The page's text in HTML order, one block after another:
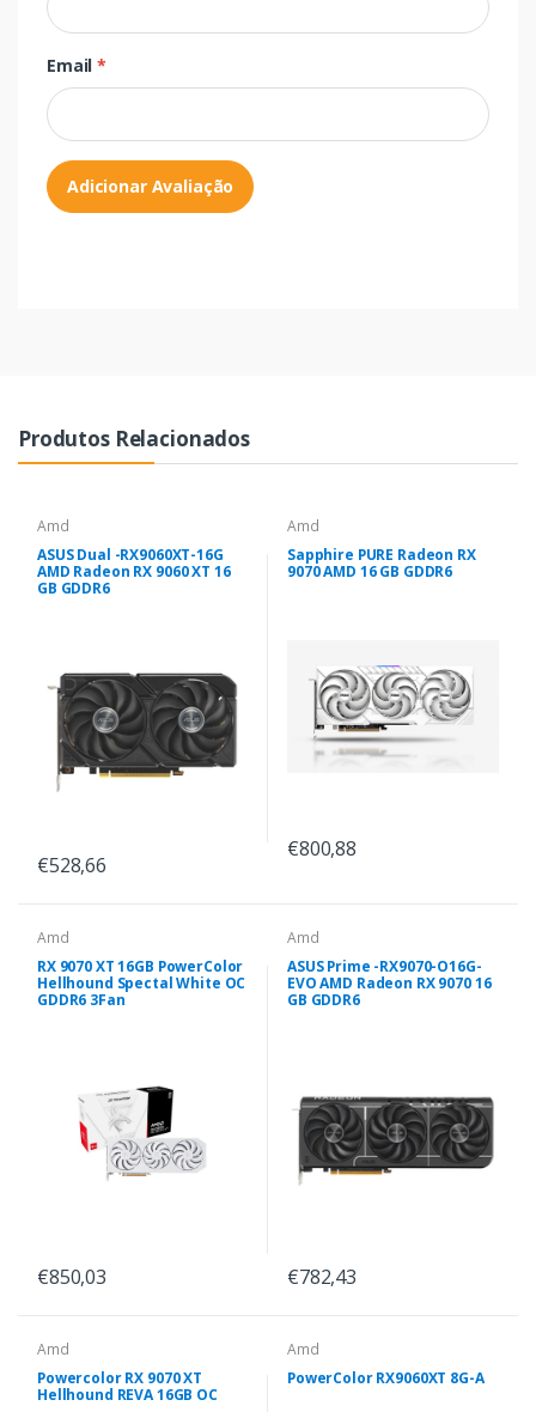
Email*
Adicionar Avaliação
Produtos Relacionados
Amd
ASUS Dual -RX9060XT-16G
AMD Radeon RX 9060 XT 16
GB GDDR6
€528,66
Amd
Sapphire PURE Radeon RX
9070 AMD 16 GB GDDR6
€800,88
Amd
RX 9070 XT 16GB PowerColor
Hellhound Spectal White OC
GDDR6 3Fan
€850,03
Amd
ASUS Prime -RX9070-O16G-
EVO AMD Radeon RX 9070 16
GB GDDR6
€782,43
Amd
Powercolor RX 9070 XT
Hellhound REVA 16GB OC
Amd
PowerColor RX9060XT 8G-A